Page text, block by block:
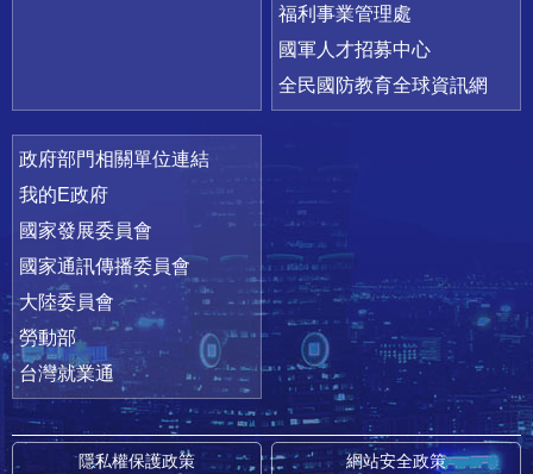
福利事業管理處
國軍人才招募中心
全民國防教育全球資訊網
政府部門相關單位連結
我的E政府
國家發展委員會
國家通訊傳播委員會
大陸委員會
勞動部
台灣就業通
隱私權保護政策 網站安全政策